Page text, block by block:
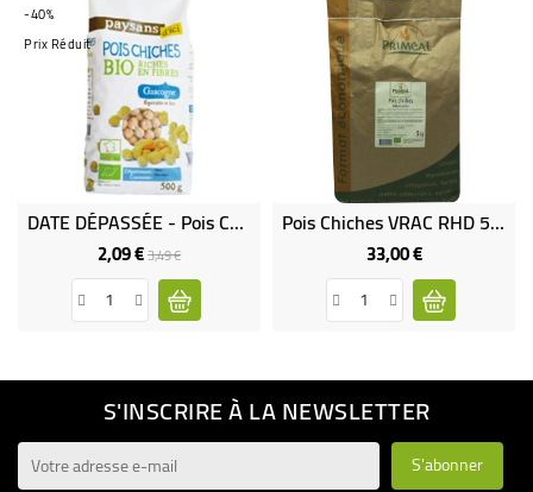
-40%
Prix Réduit
DATE DÉPASSÉE - Pois Chiches Bio
2,09 €Prix
de
base
3,49 €Prix
Pois Chiches VRAC RHD 5 Kg Bio
33,00 €Prix
S'INSCRIRE À LA NEWSLETTER